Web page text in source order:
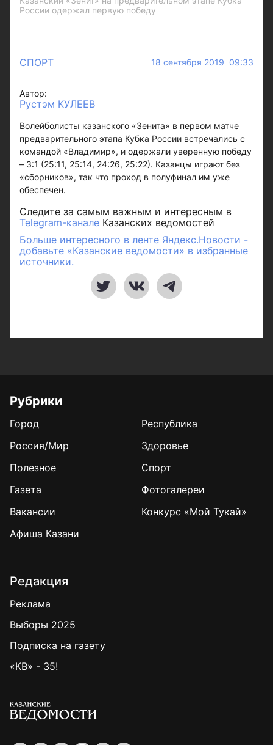
России одержал первую победу
СПОРТ 18 сентября 2019 09:33
Автор:
Рустэм КУЛЕЕВ
Волейболисты казанского «Зенита» в первом матче
предварительного этапа Кубка России встречались с
командой «Владимир», и одержали уверенную победу
– 3:1 (25:11, 25:14, 24:26, 25:22). Казанцы играют без
«сборников», так что проход в полуфинал им уже
обеспечен.
Следите за самым важным и интересным в
Telegram-канале Казанских ведомостей
Больше интересного в ленте Яндекс.Новости -
добавьте «Казанские ведомости» в избранные
источники.
Рубрики
Город
Республика
Россия/Мир
Здоровье
Полезное
Спорт
Газета
Фотогалереи
Вакансии
Конкурс «Мой Тукай»
Афиша Казани
Редакция
Реклама
Выборы 2025
Подписка на газету
«КВ» - 35!